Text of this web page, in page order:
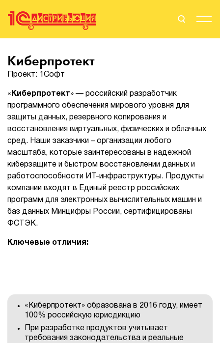
Поиск
Вендоры
Партнерам
Сервисы для партнеров
1Cофт
Киберпротект
Проект: 1Софт
« Киберпротект» — российский разработчик
программного обеспечения мирового уровня для
защиты данных, резервного копирования и
восстановления виртуальных, физических и облачных
сред. Наши заказчики – организации любого
масштаба, которые заинтересованы в надежной
киберзащите и быстром восстановлении данных и
работоспособности ИТ-инфраструктуры. Продукты
компании входят в Единый реестр российских
программ для электронных вычислительных машин и
баз данных Минцифры России, сертифицированы
ФСТЭК.
Ключевые отличия:
«Киберпротект» образована в 2016 году, имеет
100% российскую юрисдикцию
При разработке продуктов учитывает
требования законодательства и реальные